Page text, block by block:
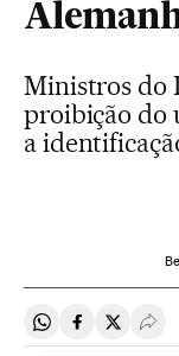
Ministros do
proibição do
a
Compartir en
Compartir